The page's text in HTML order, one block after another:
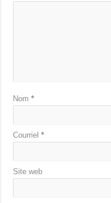
Nom*
Courriel*
Site web